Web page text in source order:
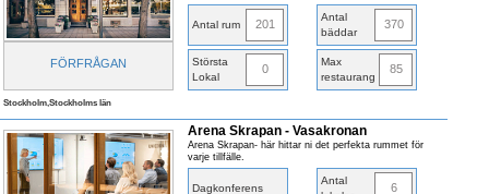
FÖRFRÅGAN
Antal rum 201
Antal
bäddar
370
Största
Lokal
0
Max
restaurang
85
Stockholm,Stockholms län
Arena Skrapan - Vasakronan
Arena Skrapan- här hittar ni det perfekta rummet för
varje tillfälle.
Dagkonferens
Antal
6